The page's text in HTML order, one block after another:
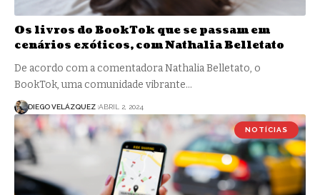
Os livros do BookTok que se passam em
cenários exóticos, com Nathalia Belletato
De acordo com a comentadora Nathalia Belletato, o
BookTok, uma comunidade vibrante…
DIEGO VELÁZQUEZ ABRIL 2, 2024
NOTÍCIAS